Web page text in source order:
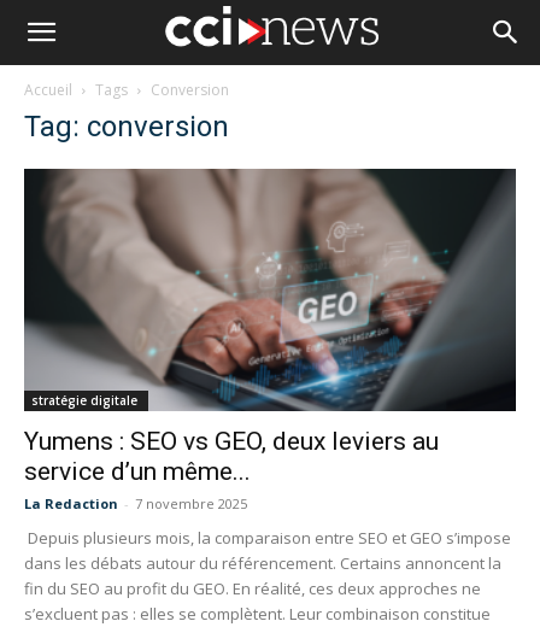
Accueil Tags Conversion
Tag: conversion
stratégie digitale
Yumens : SEO vs GEO, deux leviers au
service d’un même...
La Redaction - 7 novembre 2025
Depuis plusieurs mois, la comparaison entre SEO et GEO s’impose
dans les débats autour du référencement. Certains annoncent la
fin du SEO au profit du GEO. En réalité, ces deux approches ne
s’excluent pas : elles se complètent. Leur combinaison constitue